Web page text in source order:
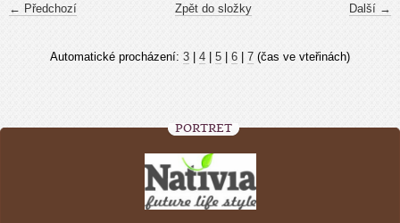
← Předchozí Další →
Zpět do složky
Automatické procházení: 3 4 5 6 7 (čas ve vteřinách)
PORTRÉT